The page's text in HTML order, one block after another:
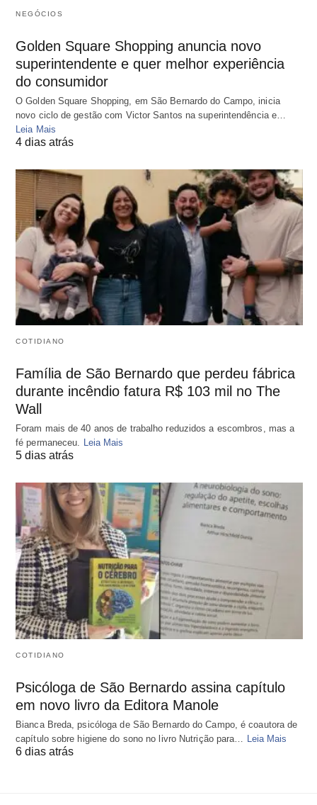
NEGÓCIOS
Golden Square Shopping anuncia novo
superintendente e quer melhor experiência
do consumidor
O Golden Square Shopping, em São Bernardo do Campo, inicia
novo ciclo de gestão com Victor Santos na superintendência e…
Leia Mais
4 dias atrás
COTIDIANO
Família de São Bernardo que perdeu fábrica
durante incêndio fatura R$ 103 mil no The
Wall
Foram mais de 40 anos de trabalho reduzidos a escombros, mas a
fé permaneceu. Leia Mais
5 dias atrás
COTIDIANO
Psicóloga de São Bernardo assina capítulo
em novo livro da Editora Manole
Bianca Breda, psicóloga de São Bernardo do Campo, é coautora de
capítulo sobre higiene do sono no livro Nutrição para…
Leia Mais
6 dias atrás